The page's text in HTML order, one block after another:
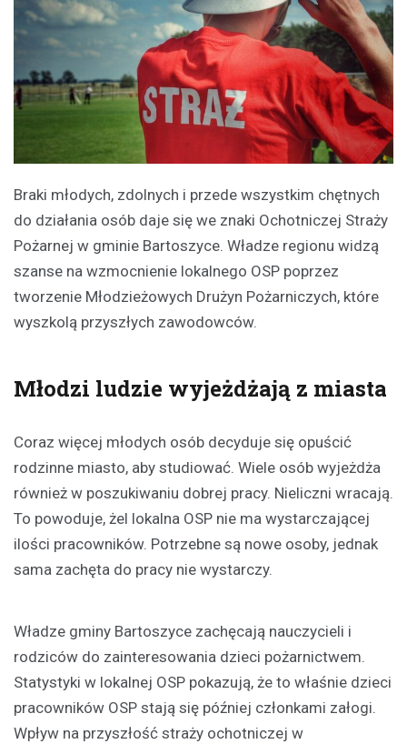
Braki młodych, zdolnych i przede wszystkim chętnych
do działania osób daje się we znaki Ochotniczej Straży
Pożarnej w gminie Bartoszyce. Władze regionu widzą
szanse na wzmocnienie lokalnego OSP poprzez
tworzenie Młodzieżowych Drużyn Pożarniczych, które
wyszkolą przyszłych zawodowców.
Młodzi ludzie wyjeżdżają z miasta
Coraz więcej młodych osób decyduje się opuścić
rodzinne miasto, aby studiować. Wiele osób wyjeżdża
również w poszukiwaniu dobrej pracy. Nieliczni wracają.
To powoduje, żel lokalna OSP nie ma wystarczającej
ilości pracowników. Potrzebne są nowe osoby, jednak
sama zachęta do pracy nie wystarczy.
Władze gminy Bartoszyce zachęcają nauczycieli i
rodziców do zainteresowania dzieci pożarnictwem.
Statystyki w lokalnej OSP pokazują, że to właśnie dzieci
pracowników OSP stają się później członkami załogi.
Wpływ na przyszłość straży ochotniczej w